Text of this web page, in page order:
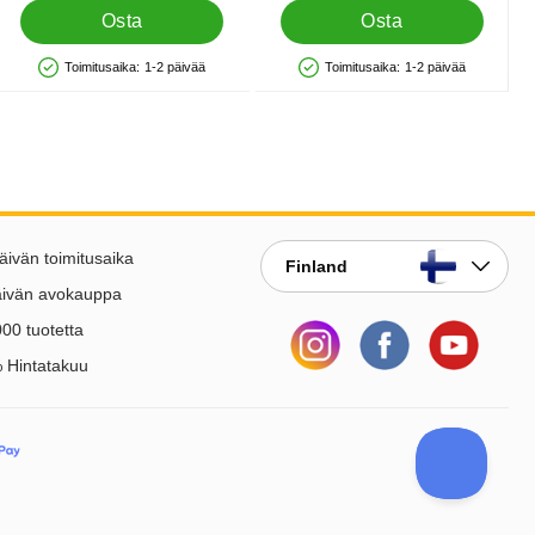
Osta
Saatavuus: Varastossa
Toimitusaika: 1-2 päivää
Osta
Saatavuus: Varastossa
Toimitusaika: 1-2 päivää
toimitusaika
avokauppa
tuotetta
Hintatakuu
Finland